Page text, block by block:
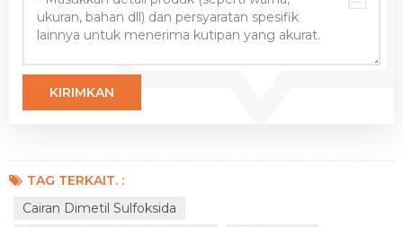
TAG TERKAIT. :
Cairan Dimetil Sulfoksida